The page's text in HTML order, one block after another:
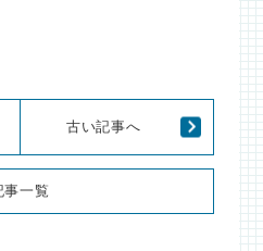
事一覧
古い記事へ